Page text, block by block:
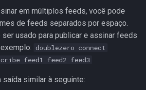
em múltiplos feeds, você pode
de feeds separados por espaço.
usado para publicar e assinar feeds
doublezero connect
feed1 feed2 feed3
saída similar à seguinte: